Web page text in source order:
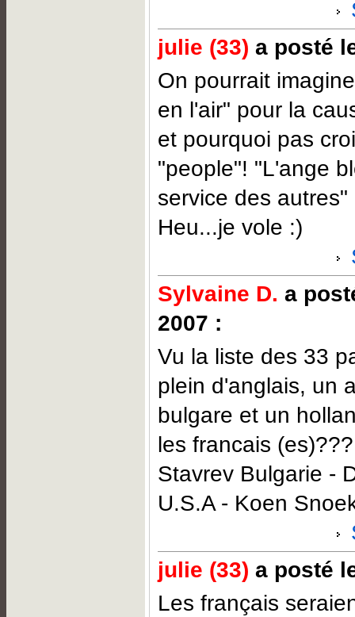
julie (33) a posté
On pourrait
en l'air" pour la
et pourquoi pas
"people"! "L'ange
service des
Heu...je vole :)
Sylvaine D. a
2007 :
Vu la liste des 33
plein d'anglais, un
bulgare et un
les francais
Stavrev Bulgarie -
U.S.A - Koen
julie (33) a posté
Les français